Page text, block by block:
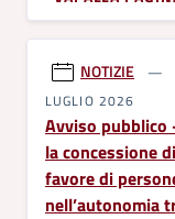
NOTIZIE
LUGLIO 2026
Avviso pubblico
la concessione
favore di
nell’autonomia